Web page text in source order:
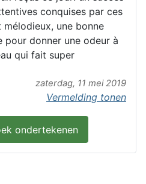
conquises par ces
une bonne
pour donner une odeur à
qui fait super
zaterdag, 11 mei 2019
Vermelding tonen
ondertekenen